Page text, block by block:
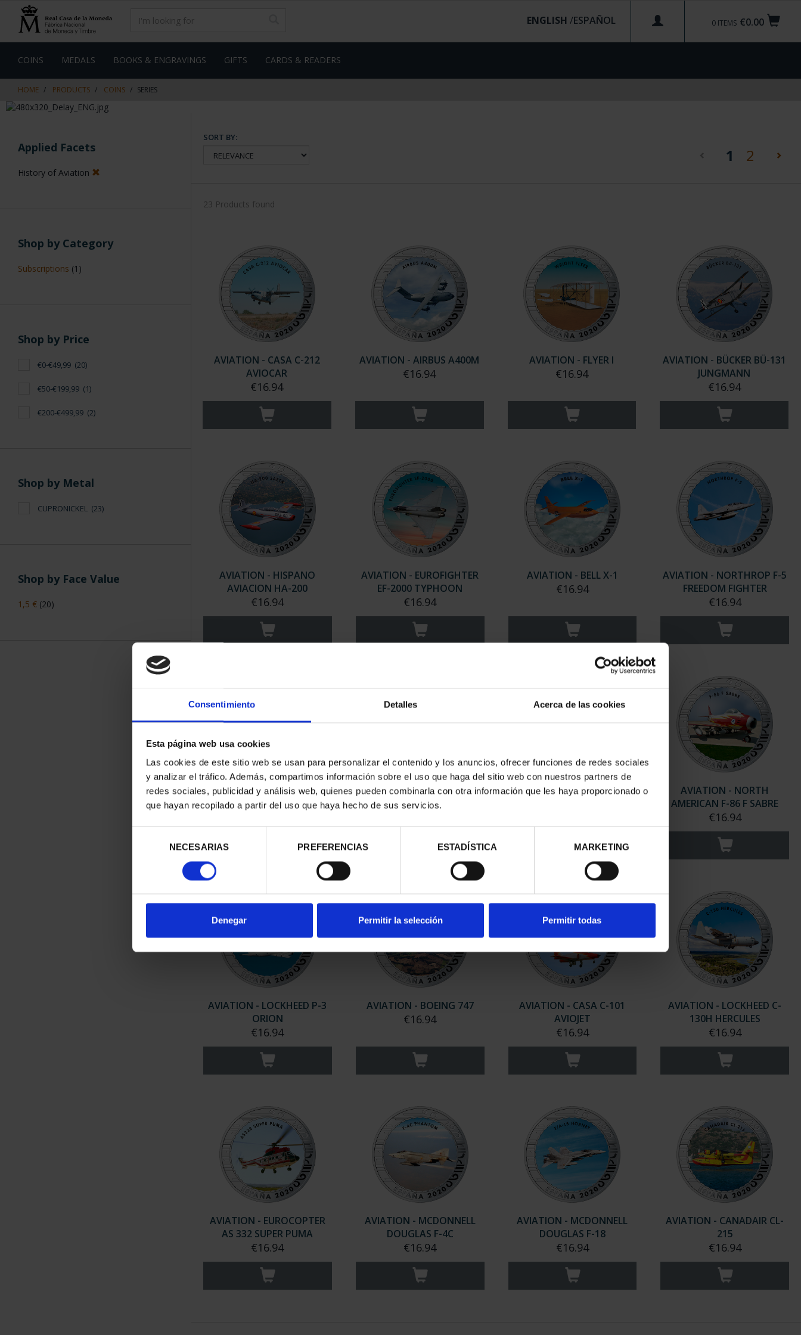
Consentimiento Detalles Acerca de las cookies
Esta página web usa cookies
Las cookies de este sitio web se usan para personalizar el contenido y los anuncios, ofrecer funciones de redes sociales
y analizar el tráfico. Además, compartimos información sobre el uso que haga del sitio web con nuestros partners de
redes sociales, publicidad y análisis web, quienes pueden combinarla con otra información que les haya proporcionado o
que hayan recopilado a partir del uso que haya hecho de sus servicios.
consentimiento
NECESARIAS PREFERENCIAS ESTADÍSTICA MARKETING
Denegar Permitir la selección Permitir todas
content
navigation
menu
€0.00
0 ITEMS
ENGLISH /
COINS MEDALS BOOKS & ENGRAVINGS GIFTS CARDS & READERS
HOME PRODUCTS COINS SERIES
Applied Facets
History of Aviation
Shop by Category
Subscriptions (1)
Shop by Price
€0-€49,99 (20)
€50-€199,99 (1)
€200-€499,99 (2)
Shop by Metal
CUPRONICKEL (23)
Shop by Face Value
1,5 € (20)
SORT BY:
1 (current)
2
23 Products found
AVIATION - CASA C-212
AVIOCAR
€16.94
AVIATION - AIRBUS A400M
€16.94
AVIATION - FLYER I
€16.94
AVIATION - BÜCKER BÜ-131
JUNGMANN
€16.94
AVIATION - HISPANO
AVIACION HA-200
€16.94
AVIATION - EUROFIGHTER
EF-2000 TYPHOON
€16.94
AVIATION - BELL X-1
€16.94
AVIATION - NORTHROP F-5
FREEDOM FIGHTER
€16.94
AVIATION - GRAF ZEPPELIN
AIRSHIP
AVIATION - BAC CONCORDE
€16.94
AVIATION - DORNIER WAL
AVIATION - NORTH
AMERICAN F-86 F SABRE
€16.94
AVIATION - LOCKHEED P-3
ORION
€16.94
AVIATION - BOEING 747
€16.94
AVIATION - CASA C-101
AVIOJET
€16.94
AVIATION - LOCKHEED C-
130H HERCULES
€16.94
AVIATION - EUROCOPTER
AS 332 SUPER PUMA
€16.94
AVIATION - MCDONNELL
DOUGLAS F-4C
€16.94
AVIATION - MCDONNELL
DOUGLAS F-18
€16.94
AVIATION - CANADAIR CL-
215
€16.94